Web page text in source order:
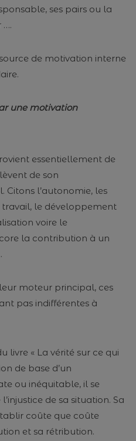
ses pairs ou la
….
de motivation interne
une motivation
essentiellement de
de son
Citons l’autonomie, les
travail, le développement
voire le
la contribution à un
moteur principal, ces
pas indifférentes à
livre « La vérité sur ce qui
de base d’un
ou inéquitable, il se
de sa situation. Sa
coûte que coûte
et sa rétribution.